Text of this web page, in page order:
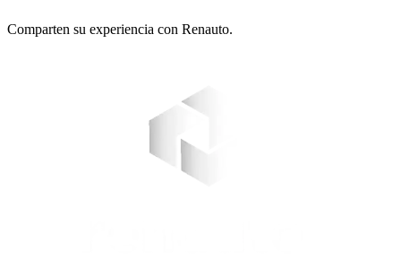
Comparten su experiencia con Renauto.